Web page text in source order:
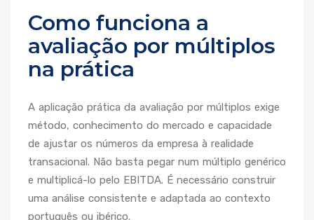
Como funciona a
avaliação por múltiplos
na prática
A aplicação prática da avaliação por múltiplos exige
método, conhecimento do mercado e capacidade
de ajustar os números da empresa à realidade
transacional. Não basta pegar num múltiplo genérico
e multiplicá-lo pelo EBITDA. É necessário construir
uma análise consistente e adaptada ao contexto
português ou ibérico.